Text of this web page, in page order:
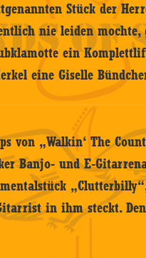
Stück der
nie leiden
ein
eine Giselle
von „Walkin‘ The
Banjo- und E-
in ihm steckt.